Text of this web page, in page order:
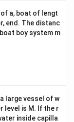
b&
c\\
4&
b^
tri
x}
a, boat of lengt
end. The distanc
boy system m
large vessel of w
level is M. If the r
inside capilla